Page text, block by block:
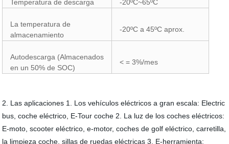
Temperatura de descarga -20ºC~65ºC
La temperatura de
almacenamiento
-20ºC a 45ºC aprox.
Autodescarga (Almacenados
en un 50% de SOC)
< = 3%/mes
2. Las aplicaciones 1. Los vehículos eléctricos a gran escala: Electric
bus, coche eléctrico, E-Tour coche 2. La luz de los coches eléctricos:
E-moto, scooter eléctrico, e-motor, coches de golf eléctrico, carretilla,
la limpieza coche, sillas de ruedas eléctricas 3. E-herramienta: